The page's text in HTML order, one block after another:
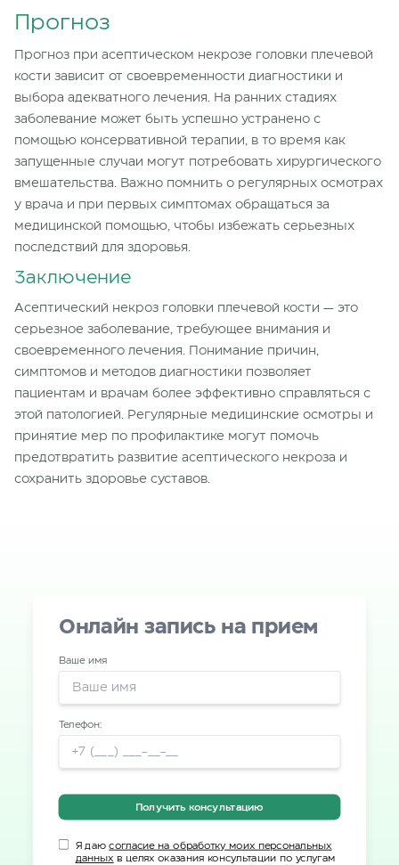
Прогноз
Прогноз при асептическом некрозе головки плечевой
кости зависит от своевременности диагностики и
выбора адекватного лечения. На ранних стадиях
заболевание может быть успешно устранено с
помощью консервативной терапии, в то время как
запущенные случаи могут потребовать хирургического
вмешательства. Важно помнить о регулярных осмотрах
у врача и при первых симптомах обращаться за
медицинской помощью, чтобы избежать серьезных
последствий для здоровья.
Заключение
Асептический некроз головки плечевой кости — это
серьезное заболевание, требующее внимания и
своевременного лечения. Понимание причин,
симптомов и методов диагностики позволяет
пациентам и врачам более эффективно справляться с
этой патологией. Регулярные медицинские осмотры и
принятие мер по профилактике могут помочь
предотвратить развитие асептического некроза и
сохранить здоровье суставов.
Онлайн запись на прием
Ваше имя
Телефон:
Получить консультацию
Я даюсогласие на обработку моих персональных
данных в целях оказания консультации по услугам